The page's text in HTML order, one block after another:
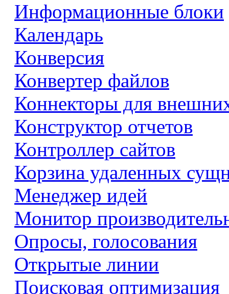
Информационные блоки
Календарь
Конверсия
Конвертер файлов
Коннекторы для
Конструктор отчетов
Контроллер сайтов
Корзина удаленных
Менеджер идей
Монитор
Опросы, голосования
Открытые линии
Поисковая оптимизация